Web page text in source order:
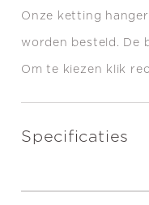
Onze ketting
worden besteld. De
Om te kiezen klik
Specificaties